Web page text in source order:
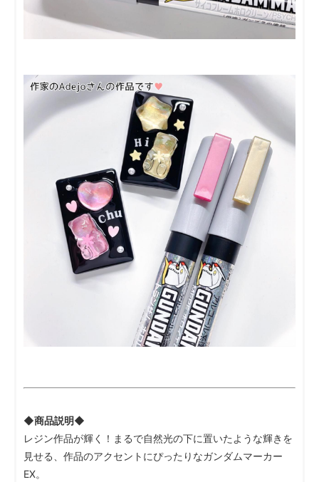
◆商品説明◆
レジン作品が輝く！まるで自然光の下に置いたような輝きを
見せる、作品のアクセントにぴったりなガンダムマーカー
EX。